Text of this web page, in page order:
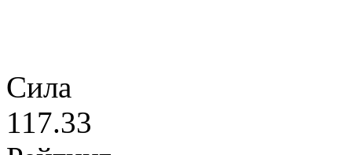
Сила
117.33